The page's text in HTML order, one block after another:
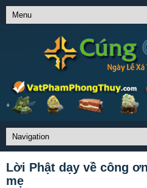
Lời Phật dạy về công
mẹ